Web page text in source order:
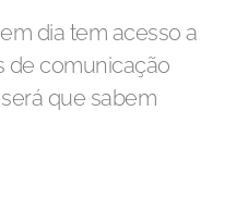
dia tem acesso a
de comunicação
que sabem